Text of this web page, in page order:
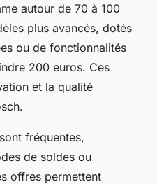
autour de 70 à 100
plus avancés, dotés
ou de fonctionnalités
200 euros. Ces
et la qualité
fréquentes,
de soldes ou
offres permettent